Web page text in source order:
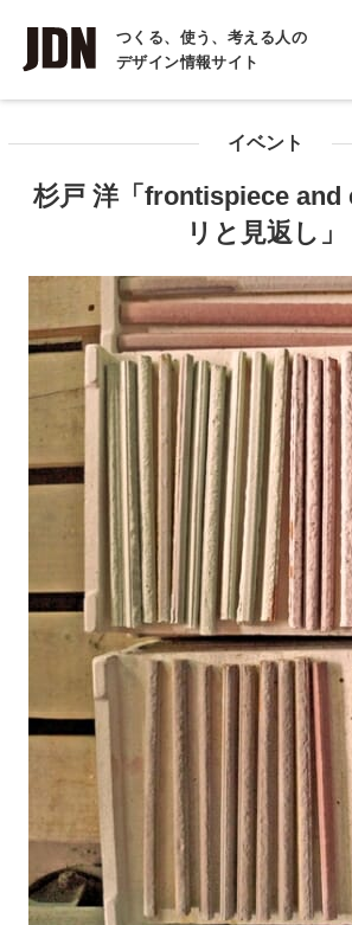
つくる、使う、考える人の
デザイン情報サイト
INTERVIEW
インタビュー
イベント
杉戸 洋「frontispiece
リと見返し」